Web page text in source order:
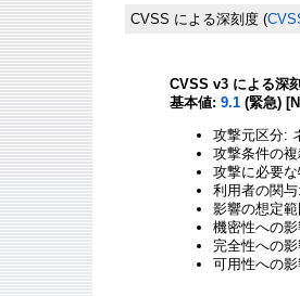
CVSS による深刻度 (
CVSS v3 による深
基本値: 9.1 (緊急)
攻撃元区分:
攻撃条件の
攻撃に必要
利用者の関
影響の想定
機密性への
完全性への
可用性への